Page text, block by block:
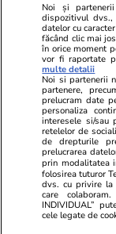
Știri Externe
O navă
amenințe
ani de la
Știri Externe
Motivul
rusesc” și
nu mai fi
Noi și
dispozitivul dvs.,
datelor cu
făcând clic mai
în orice moment
vor fi raportate
multe detalii
Noi si partenerii
partenere,
prelucram date
personaliza
interesele si/sau
retelelor de
de drepturile
prelucrarea
prin modalitatea
folosirea tuturor
dvs. cu privire la
care
INDIVIDUAL”
cele legate de